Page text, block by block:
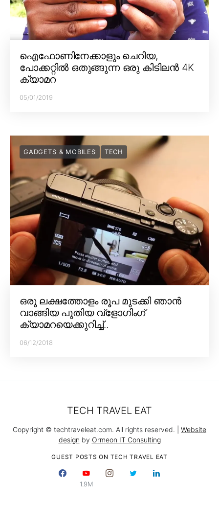
ഐഫോണിനേക്കാളും ചെറിയ,
പോക്കറ്റിൽ ഒതുങ്ങുന്ന ഒരു കിടിലൻ 4K
ക്യാമറ
05/01/2019
GADGETS & MOBILES TECH
ഒരു ലക്ഷത്തോളം രൂപ മുടക്കി ഞാൻ
വാങ്ങിയ പുതിയ വ്‌ളോഗിംഗ്
ക്യാമറയെക്കുറിച്ച്..
06/12/2018
GUEST POSTS ON TECH TRAVEL EAT
1.9M
TECH TRAVEL EAT
Copyright © techtraveleat.com. All rights reserved. | Website
design by Ormeon IT Consulting